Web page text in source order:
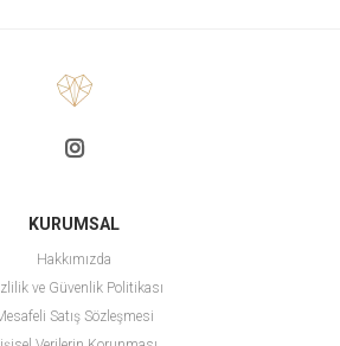
KURUMSAL
Hakkımızda
ve Güvenlik Politikası
Satış Sözleşmesi